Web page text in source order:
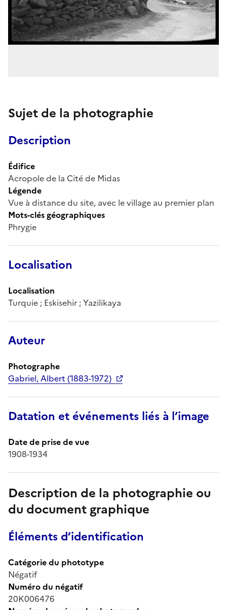
Sujet de la photographie
Description
Édifice
Acropole de la Cité de Midas
Légende
Vue à distance du site, avec le village au premier plan
Mots-clés géographiques
Phrygie
Localisation
Localisation
Turquie ; Eskisehir ; Yazilikaya
Auteur
Photographe
Gabriel, Albert (1883-1972)
Datation et événements liés à l’image
Date de prise de vue
1908-1934
Description de la photographie ou
du document graphique
Éléments d’identification
Catégorie du phototype
Négatif
Numéro du négatif
20K006476